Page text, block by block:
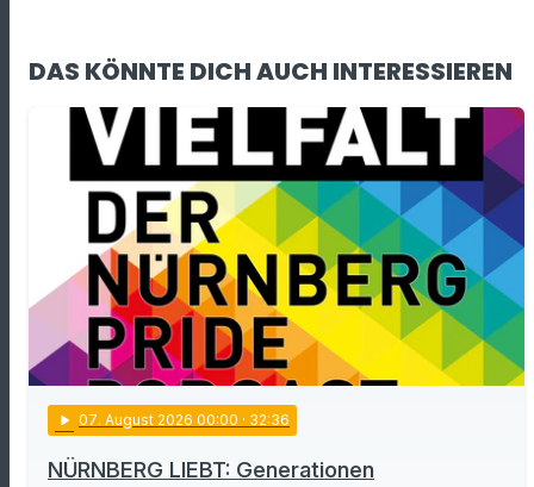
DAS KÖNNTE DICH AUCH INTERESSIEREN
play_arrow 07. August 2026 00:00 · 32:36
NÜRNBERG LIEBT: Generationen